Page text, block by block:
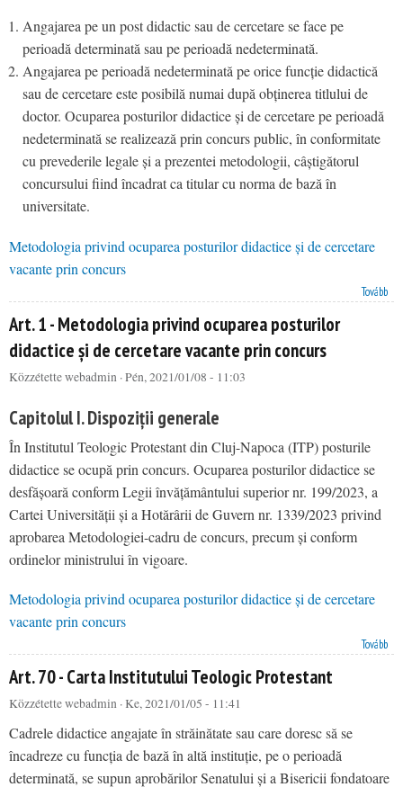
Angajarea pe un post didactic sau de cercetare se face pe
perioadă determinată sau pe perioadă nedeterminată.
Angajarea pe perioadă nedeterminată pe orice funcție didactică
sau de cercetare este posibilă numai după obținerea titlului de
doctor. Ocuparea posturilor didactice și de cercetare pe perioadă
nedeterminată se realizează prin concurs public, în conformitate
cu prevederile legale și a prezentei metodologii, câștigătorul
concursului fiind încadrat ca titular cu norma de bază în
universitate.
Metodologia privind ocuparea posturilor didactice și de cercetare
vacante prin concurs
Tovább
Art. 3 - Metodologia privind ocuparea posturilor didactice și de cercetare vacante prin concurs
Art. 1 - Metodologia privind ocuparea posturilor
didactice și de cercetare vacante prin concurs
Közzétettewebadmin · Pén, 2021/01/08 - 11:03
Capitolul I. Dispoziții generale
În Institutul Teologic Protestant din Cluj-Napoca (ITP) posturile
didactice se ocupă prin concurs. Ocuparea posturilor didactice se
desfășoară conform Legii învățământului superior nr. 199/2023, a
Cartei Universității și a Hotărârii de Guvern nr. 1339/2023 privind
aprobarea Metodologiei-cadru de concurs, precum și conform
ordinelor ministrului în vigoare.
Metodologia privind ocuparea posturilor didactice și de cercetare
vacante prin concurs
Tovább
Art. 1 - Metodologia privind ocuparea posturilor didactice și de cercetare vacante prin concurs
Art. 70 - Carta Institutului Teologic Protestant
Közzétettewebadmin · Ke, 2021/01/05 - 11:41
Cadrele didactice angajate în străinătate sau care doresc să se
încadreze cu funcția de bază în altă instituție, pe o perioadă
determinată, se supun aprobărilor Senatului și a Bisericii fondatoare